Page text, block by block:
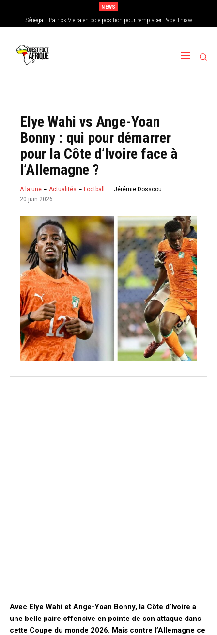
NEWS
Sénégal : Patrick Vieira en pole position pour remplacer Pape Thiaw
CAN féminine 2026 : le Nigeria en favori, le Burkina Faso en outsider…Les
chances de l’Afrique de l’Ouest
Elye Wahi vs Ange-Yoan
Bonny : qui pour démarrer
pour la Côte d’Ivoire face à
l’Allemagne ?
A la une Actualités Football
Jérémie Dossoou
20 juin 2026
Avec Elye Wahi et Ange-Yoan Bonny, la Côte d’Ivoire a
une belle paire offensive en pointe de son attaque dans
cette Coupe du monde 2026. Mais contre l’Allemagne ce